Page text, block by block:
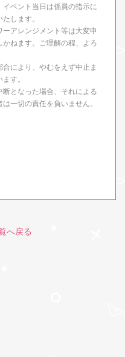
ベント当日は係員の指示に
します。
アレンジメント等は大変申
ねます。ご理解の程、よろ
により、やむをえず中止ま
す。
となった場合、それによる
一切の責任を負いません。
へ戻る